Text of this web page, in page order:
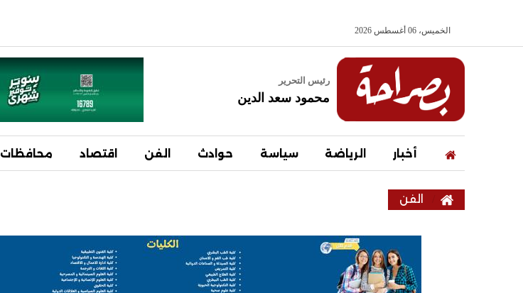
الخميس، 06 أغسطس 2026
رئيس التحرير
محمود سعد الدين
أخبار الرياضة سياسة حوادث الفن اقتصاد محافظات
الفن